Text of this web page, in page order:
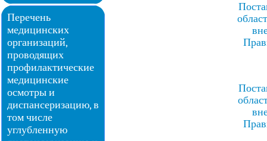
Перечень
медицинских
организаций,
проводящих
профилактические
медицинские
осмотры и
диспансеризацию, в
том числе
углубленную